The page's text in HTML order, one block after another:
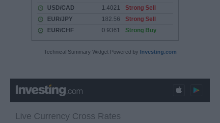
Technical Summary Widget Powered by Investing.com